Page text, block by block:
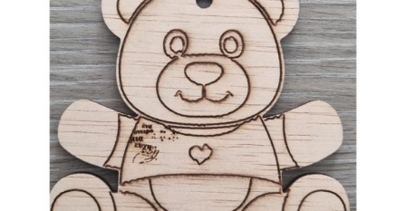
Εισφορές